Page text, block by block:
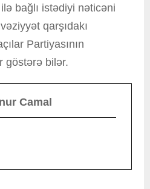
bağlı istədiyi nəticəni
qarşıdakı
Partiyasının
göstərə bilər.
Camal